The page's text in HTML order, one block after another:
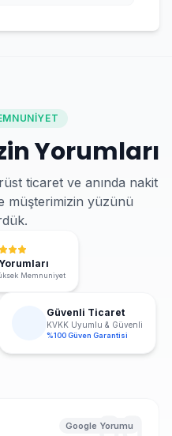
Yorumları
ticaret ve anında nakit
müşterimizin yüzünü
Memnuniyet
Güvenli Ticaret
KVKK Uyumlu & Güvenli
%100 Güven Garantisi
Google Yorumu